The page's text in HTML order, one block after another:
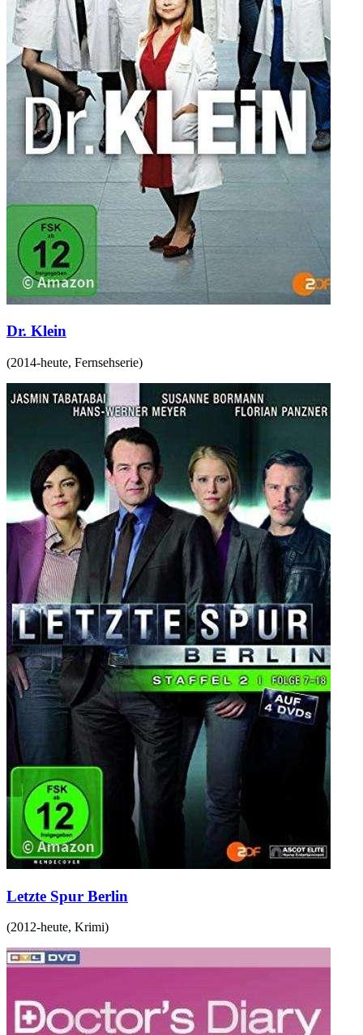
Dr. Klein
(2014-heute, Fernsehserie)
Letzte Spur Berlin
(2012-heute, Krimi)